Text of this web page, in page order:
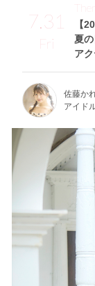
7.31
Fri
【
夏
ア
佐藤か
アイド